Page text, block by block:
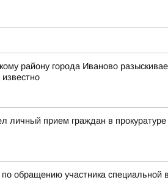
города Иваново
личный прием граждан в
обращению участника специальной